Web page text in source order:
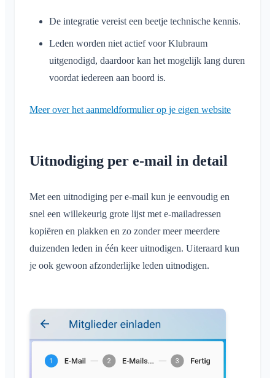
De integratie vereist een beetje technische kennis.
Leden worden niet actief voor Klubraum
uitgenodigd, daardoor kan het mogelijk lang duren
voordat iedereen aan boord is.
Meer over het aanmeldformulier op je eigen website
Uitnodiging per e-mail in detail
Met een uitnodiging per e-mail kun je eenvoudig en
snel een willekeurig grote lijst met e-mailadressen
kopiëren en plakken en zo zonder meer meerdere
duizenden leden in één keer uitnodigen. Uiteraard kun
je ook gewoon afzonderlijke leden uitnodigen.